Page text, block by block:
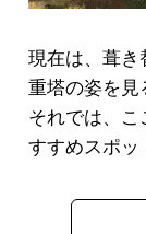
現在は、葺き
重塔の姿を見
それでは、こ
すすめスポッ